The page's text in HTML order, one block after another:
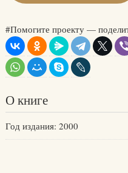
#Помогите проекту —
О книге
Год издания: 2000